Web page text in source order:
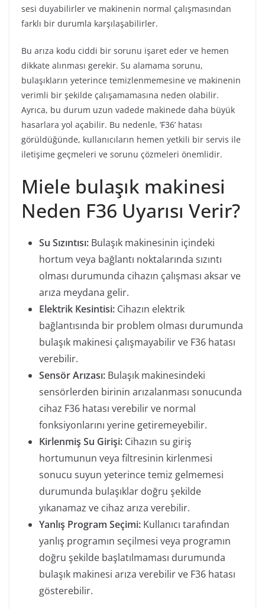
sesi duyabilirler ve makinenin normal çalışmasından
farklı bir durumla karşılaşabilirler.
Bu arıza kodu ciddi bir sorunu işaret eder ve hemen
dikkate alınması gerekir. Su alamama sorunu,
bulaşıkların yeterince temizlenmemesine ve makinenin
verimli bir şekilde çalışamamasına neden olabilir.
Ayrıca, bu durum uzun vadede makinede daha büyük
hasarlara yol açabilir. Bu nedenle, ‘F36’ hatası
görüldüğünde, kullanıcıların hemen yetkili bir servis ile
iletişime geçmeleri ve sorunu çözmeleri önemlidir.
Miele bulaşık makinesi
Neden F36 Uyarısı Verir?
Su Sızıntısı: Bulaşık makinesinin içindeki
hortum veya bağlantı noktalarında sızıntı
olması durumunda cihazın çalışması aksar ve
arıza meydana gelir.
Elektrik Kesintisi: Cihazın elektrik
bağlantısında bir problem olması durumunda
bulaşık makinesi çalışmayabilir ve F36 hatası
verebilir.
Sensör Arızası: Bulaşık makinesindeki
sensörlerden birinin arızalanması sonucunda
cihaz F36 hatası verebilir ve normal
fonksiyonlarını yerine getiremeyebilir.
Kirlenmiş Su Girişi: Cihazın su giriş
hortumunun veya filtresinin kirlenmesi
sonucu suyun yeterince temiz gelmemesi
durumunda bulaşıklar doğru şekilde
yıkanamaz ve cihaz arıza verebilir.
Yanlış Program Seçimi: Kullanıcı tarafından
yanlış programın seçilmesi veya programın
doğru şekilde başlatılmaması durumunda
bulaşık makinesi arıza verebilir ve F36 hatası
gösterebilir.